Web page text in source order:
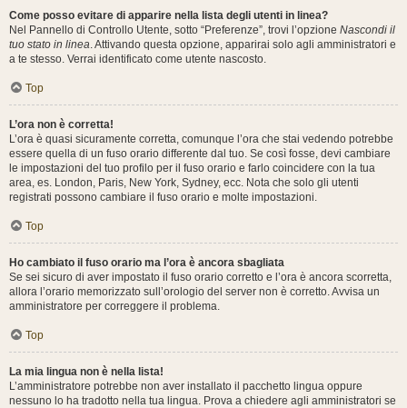
Come posso evitare di apparire nella lista degli utenti in linea?
Nel Pannello di Controllo Utente, sotto “Preferenze”, trovi l’opzione Nascondi il
tuo stato in linea. Attivando questa opzione, apparirai solo agli amministratori e
a te stesso. Verrai identificato come utente nascosto.
Top
L’ora non è corretta!
L’ora è quasi sicuramente corretta, comunque l’ora che stai vedendo potrebbe
essere quella di un fuso orario differente dal tuo. Se così fosse, devi cambiare
le impostazioni del tuo profilo per il fuso orario e farlo coincidere con la tua
area, es. London, Paris, New York, Sydney, ecc. Nota che solo gli utenti
registrati possono cambiare il fuso orario e molte impostazioni.
Top
Ho cambiato il fuso orario ma l’ora è ancora sbagliata
Se sei sicuro di aver impostato il fuso orario corretto e l’ora è ancora scorretta,
allora l’orario memorizzato sull’orologio del server non è corretto. Avvisa un
amministratore per correggere il problema.
Top
La mia lingua non è nella lista!
L’amministratore potrebbe non aver installato il pacchetto lingua oppure
nessuno lo ha tradotto nella tua lingua. Prova a chiedere agli amministratori se